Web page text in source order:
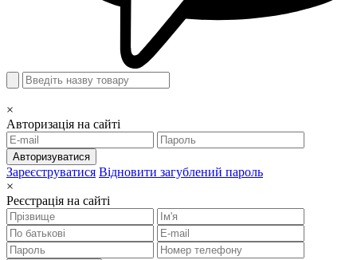
×
Авторизація на сайті
Авторизуватися
Зареєструватися Відновити загублений пароль
×
Реєстрація на сайті